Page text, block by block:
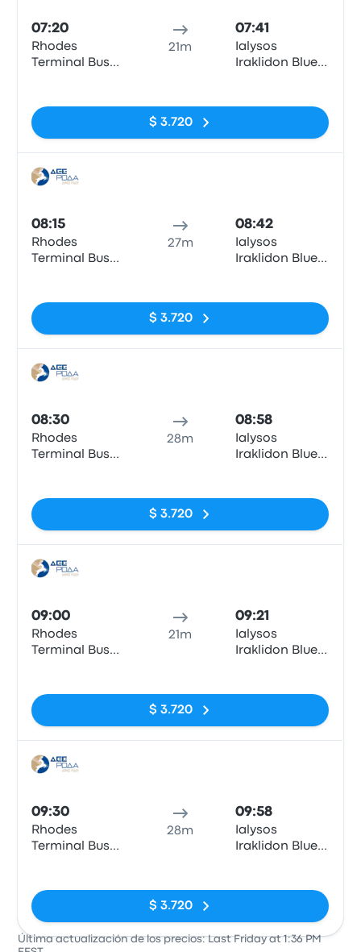
07:20
Rhodes
Terminal Bus
21m
07:41
Ialysos
Iraklidon Blue
$ 3.720
08:15
Rhodes
Terminal Bus
27m
08:42
Ialysos
Iraklidon Blue
$ 3.720
08:30
Rhodes
Terminal Bus
28m
08:58
Ialysos
Iraklidon Blue
$ 3.720
09:00
Rhodes
Terminal Bus
21m
09:21
Ialysos
Iraklidon Blue
$ 3.720
09:30
Rhodes
Terminal Bus
28m
09:58
Ialysos
Iraklidon Blue
$ 3.720
Última actualización de los precios: Last Friday at 1:36 PM